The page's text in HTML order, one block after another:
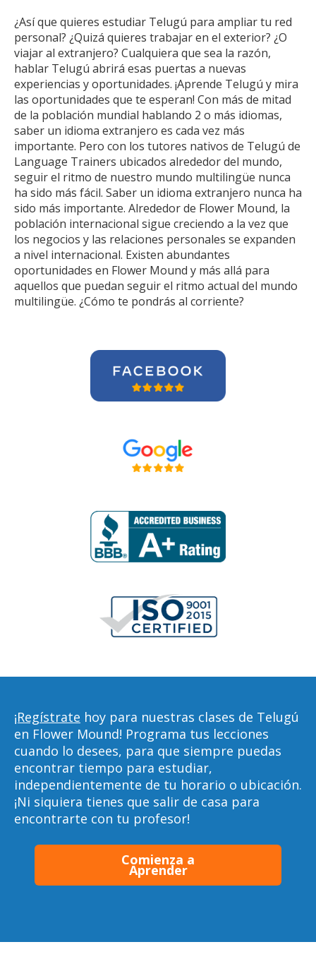
¿Así que quieres estudiar Telugú para ampliar tu red
personal? ¿Quizá quieres trabajar en el exterior? ¿O
viajar al extranjero? Cualquiera que sea la razón,
hablar Telugú abrirá esas puertas a nuevas
experiencias y oportunidades. ¡Aprende Telugú y mira
las oportunidades que te esperan! Con más de mitad
de la población mundial hablando 2 o más idiomas,
saber un idioma extranjero es cada vez más
importante. Pero con los tutores nativos de Telugú de
Language Trainers ubicados alrededor del mundo,
seguir el ritmo de nuestro mundo multilingüe nunca
ha sido más fácil. Saber un idioma extranjero nunca ha
sido más importante. Alrededor de Flower Mound, la
población internacional sigue creciendo a la vez que
los negocios y las relaciones personales se expanden
a nivel internacional. Existen abundantes
oportunidades en Flower Mound y más allá para
aquellos que puedan seguir el ritmo actual del mundo
multilingüe. ¿Cómo te pondrás al corriente?
¡Regístrate hoy para nuestras clases de Telugú
en Flower Mound! Programa tus lecciones
cuando lo desees, para que siempre puedas
encontrar tiempo para estudiar,
independientemente de tu horario o ubicación.
¡Ni siquiera tienes que salir de casa para
encontrarte con tu profesor!
Comienza a
Aprender